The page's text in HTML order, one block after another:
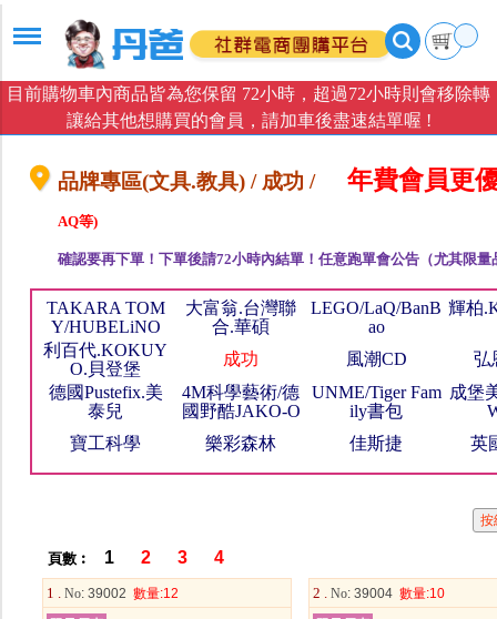
目前購物車內商品皆為您保留 72小時，超過72小時則會移除轉
讓給其他想購買的會員，請加車後盡速結單喔 !
品牌專區(文具.教具) / 成功 / 年費會員更
AQ等)
確認要再下單！下單後請72小時內結單！任意跑單會公告（尤其限
TAKARA TOM
Y/HUBELiNO
大富翁.台灣聯
合.華碩
LEGO/LaQ/BanB
ao
輝柏
利百代.KOKUY
O.貝登堡
成功 風潮CD
弘
德國Pustefix.美
泰兒
4M科學藝術/德
國野酷JAKO-O
UNME/Tiger Fam
ily書包
成堡
寶工科學
樂彩森林 佳斯捷 英
頁數︰ 1 2 3 4
1 . No: 39002 數量:12
2 . No: 39004 數量:10